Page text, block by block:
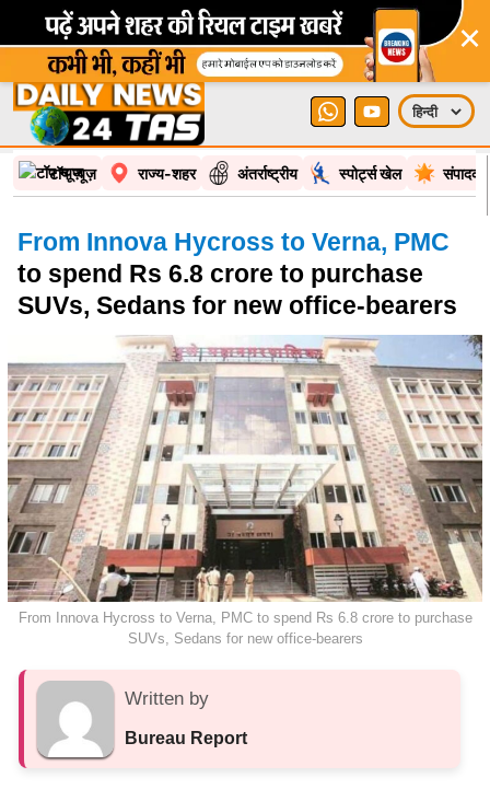
×
टॉप न्यूज़ राज्य-शहर अंतर्राष्ट्रीय स्पोर्ट्स खेल
From Innova Hycross to Verna, PMC
to spend Rs 6.8 crore to purchase
SUVs, Sedans for new office-bearers
From Innova Hycross to Verna, PMC to spend Rs 6.8 crore to purchase
SUVs, Sedans for new office-bearers
Written by
Bureau Report